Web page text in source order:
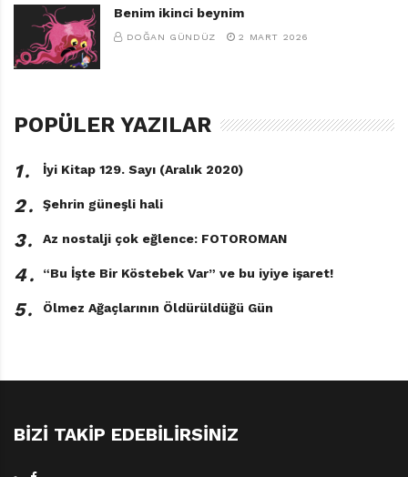
Benim ikinci beynim
DOĞAN GÜNDÜZ 2 MART 2026
POPÜLER YAZILAR
1․ İyi Kitap 129. Sayı (Aralık 2020)
2․ Şehrin güneşli hali
3․ Az nostalji çok eğlence: FOTOROMAN
4․ “Bu İşte Bir Köstebek Var” ve bu iyiye işaret!
5․ Ölmez Ağaçlarının Öldürüldüğü Gün
BIZI TAKIP EDEBILIRSINIZ